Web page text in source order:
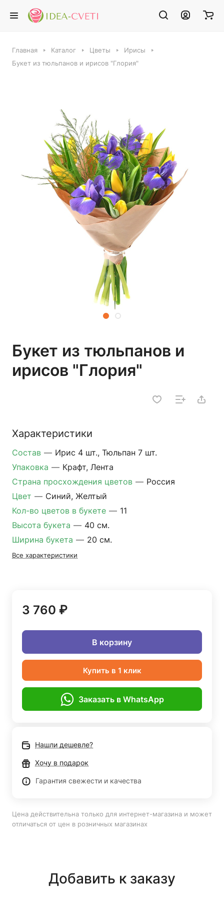
Главная Каталог Цветы
Ирисы
Букет из тюльпанов и ирисов "Глория"
Букет из тюльпанов и
ирисов "Глория"
Характеристики
Состав — Ирис 4 шт., Тюльпан 7 шт.
Упаковка — Крафт, Лента
Страна просхождения цветов — Россия
Цвет — Синий, Желтый
Кол-во цветов в букете — 11
Высота букета — 40 см.
Ширина букета — 20 см.
Все характеристики
3 760 ₽
В корзину
Купить в 1 клик
Заказать в WhatsApp
Нашли дешевле?
Хочу в подарок
Гарантия свежести и качества
Цена действительна только для интернет-магазина и может
отличаться от цен в розничных магазинах
Добавить к заказу